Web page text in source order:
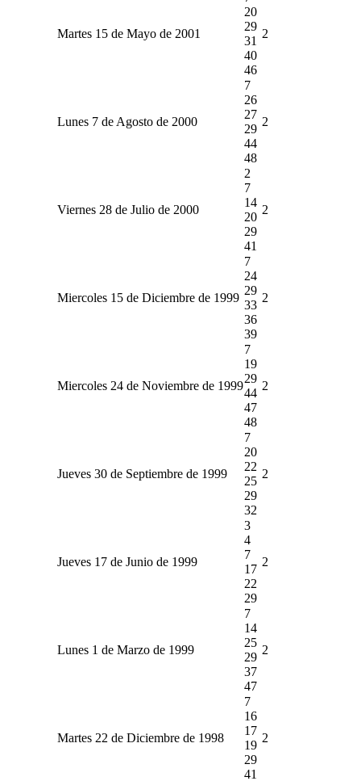
Martes 15 de Mayo de 2001
20
29
31
40
46
2
Lunes 7 de Agosto de 2000
7
26
27
29
44
48
2
Viernes 28 de Julio de 2000
2
7
14
20
29
41
2
Miercoles 15 de Diciembre de 1999
7
24
29
33
36
39
2
Miercoles 24 de Noviembre de 1999
7
19
29
44
47
48
2
Jueves 30 de Septiembre de 1999
7
20
22
25
29
32
2
Jueves 17 de Junio de 1999
3
4
7
17
22
29
2
Lunes 1 de Marzo de 1999
7
14
25
29
37
47
2
Martes 22 de Diciembre de 1998
7
16
17
19
29
41
2